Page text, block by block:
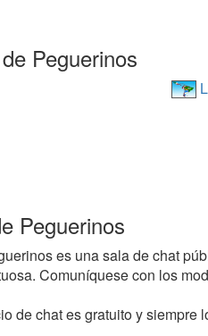
Peguerinos
Peguerinos
es una sala de chat
Comuníquese con los
de chat es gratuito y siempre